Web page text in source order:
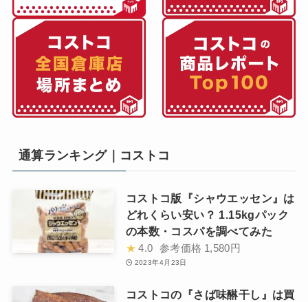
通算ランキング｜コストコ
コストコ版『シャウエッセン』は
どれくらい安い？ 1.15kgパック
の本数・コスパを調べてみた
★ 4.0 参考価格 1,580円
2023年4月23日
コストコの『さば味醂干し』は買